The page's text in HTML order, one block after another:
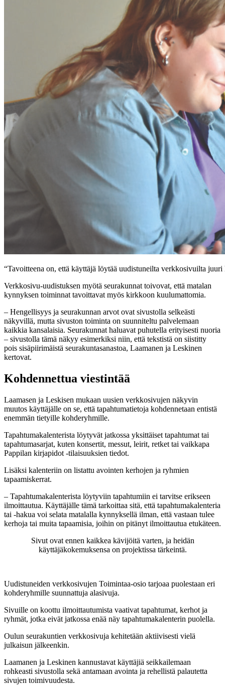
“Tavoitteena on, että käyttäjä löytää uudistuneilta verkkosivuilta
Verkkosivu-uudistuksen myötä seurakunnat toivovat, että matalan
kynnyksen toiminnat tavoittavat myös kirkkoon kuulumattomia.
– Hengellisyys ja seurakunnan arvot ovat sivustolla selkeästi
näkyvillä, mutta sivuston toiminta on suunniteltu palvelemaan
kaikkia kansalaisia. Seurakunnat haluavat puhutella erityisesti nuoria
– sivustolla tämä näkyy esimerkiksi niin, että tekstistä on siistitty
pois sisäpiirimäistä seurakuntasanastoa, Laamanen ja Leskinen
kertovat.
Kohdennettua viestintää
Laamasen ja Leskisen mukaan uusien verkkosivujen näkyvin
muutos käyttäjälle on se, että tapahtumatietoja kohdennetaan entistä
enemmän tietyille kohderyhmille.
Tapahtumakalenterista löytyvät jatkossa yksittäiset tapahtumat tai
tapahtumasarjat, kuten konsertit, messut, leirit, retket tai vaikkapa
Pappilan kirjapidot -tilaisuuksien tiedot.
Lisäksi kalenteriin on listattu avointen kerhojen ja ryhmien
tapaamiskerrat.
– Tapahtumakalenterista löytyviin tapahtumiin ei tarvitse erikseen
ilmoittautua. Käyttäjälle tämä tarkoittaa sitä, että tapahtumakalenteria
tai -hakua voi selata matalalla kynnyksellä ilman, että vastaan tulee
kerhoja tai muita tapaamisia, joihin on pitänyt ilmoittautua etukäteen.
Sivut ovat ennen kaikkea kävijöitä varten, ja heidän
käyttäjäkokemuksensa on projektissa tärkeintä.
Uudistuneiden verkkosivujen Toimintaa-osio tarjoaa puolestaan eri
kohderyhmille suunnattuja alasivuja.
Sivuille on koottu ilmoittautumista vaativat tapahtumat, kerhot ja
ryhmät, jotka eivät jatkossa enää näy tapahtumakalenterin puolella.
Oulun seurakuntien verkkosivuja kehitetään aktiivisesti vielä
julkaisun jälkeenkin.
Laamanen ja Leskinen kannustavat käyttäjiä seikkailemaan
rohkeasti sivustolla sekä antamaan avointa ja rehellistä palautetta
sivujen toimivuudesta.